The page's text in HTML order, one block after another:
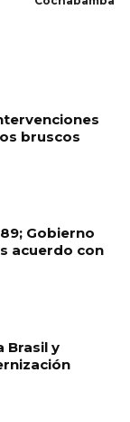
bruscos
Gobierno
acuerdo con
Brasil y